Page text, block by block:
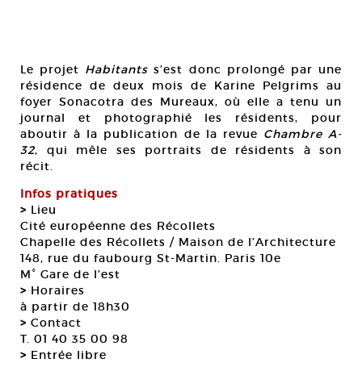
Le projet Habitants s’est donc prolongé par une
résidence de deux mois de Karine Pelgrims au
foyer Sonacotra des Mureaux, où elle a tenu un
journal et photographié les résidents, pour
aboutir à la publication de la revue Chambre A-
32, qui mêle ses portraits de résidents à son
récit.
Infos pratiques
> Lieu
Cité européenne des Récollets
Chapelle des Récollets / Maison de l’Architecture
148, rue du faubourg St-Martin. Paris 10e
M° Gare de l’est
> Horaires
à partir de 18h30
> Contact
T. 01 40 35 00 98
> Entrée libre